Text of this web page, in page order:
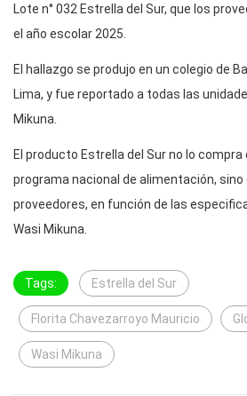
Lote n° 032 Estrella del Sur, que los
el año escolar 2025.
El hallazgo se produjo en un colegio de
Lima, y fue reportado a todas las
Mikuna.
El producto Estrella del Sur no lo
programa nacional de alimentación,
proveedores, en función de las
Wasi Mikuna.
Tags: Estrella del Sur
Florita Chavezarroyo Mauricio
Wasi Mikuna